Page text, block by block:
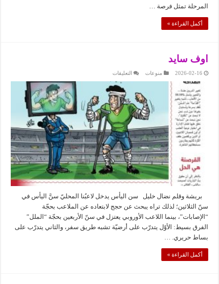
المرحلة تمثل فرصة …
أكمل القراءة »
اوف سايد
2026-02-16 منوعات التعليقات
سايد
مغلقة
بريشة وقلم نضال خليل سن اليأس يدخل لاعبُنا المحليّ سنَّ اليأس في
سنّ الثلاثين؛ لذلك تراه يبحث عن حجج لابتعاده عن الملاعب بحجّة
“الإصابات”، بينما اللاعب الأوروبي يعتزل في سنّ الأربعين بحجّة “الملل”
الفرق بسيط: الأوّل يتدرّب على أرضيّة تشبه طريق سفر، والثاني يتدرّب على
بساط حريري. …
أكمل القراءة »